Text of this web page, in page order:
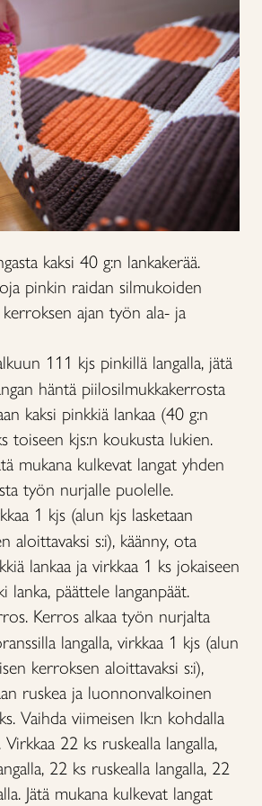
kaksi 40 g:n lankakerää.
pinkin raidan silmukoiden
kerroksen ajan työn ala- ja
111 kjs pinkillä langalla, jätä
häntä piilosilmukkakerrosta
kaksi pinkkiä lankaa (40 g:n
toiseen kjs:n koukusta lukien.
mukana kulkevat langat yhden
työn nurjalle puolelle.
1 kjs (alun kjs lasketaan
aloittavaksi s:i), käänny, ota
lankaa ja virkkaa 1 ks jokaiseen
lanka, päättele langanpäät.
Kerros alkaa työn nurjalta
langalla, virkkaa 1 kjs (alun
kerroksen aloittavaksi s:i),
ruskea ja luonnonvalkoinen
Vaihda viimeisen lk:n kohdalla
Virkkaa 22 ks ruskealla langalla,
22 ks ruskealla langalla, 22
Jätä mukana kulkevat langat